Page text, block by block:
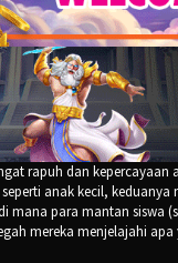
rapuh dan kepercayaan
anak kecil,
mana para mantan siswa
mereka menjelajahi